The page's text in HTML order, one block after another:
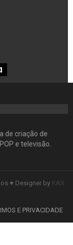
de criação de
e televisão.
♥ Designer by KAX
E PRIVACIDADE